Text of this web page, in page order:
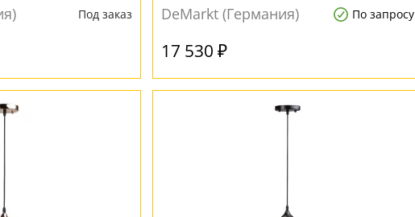
Под заказ
DeMarkt (Германия)
По запросу
17 530 ₽